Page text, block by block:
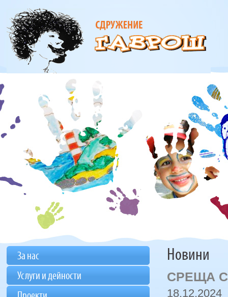
За нас
Услуги и дейности
Новини
СРЕЩА
18.12.2024